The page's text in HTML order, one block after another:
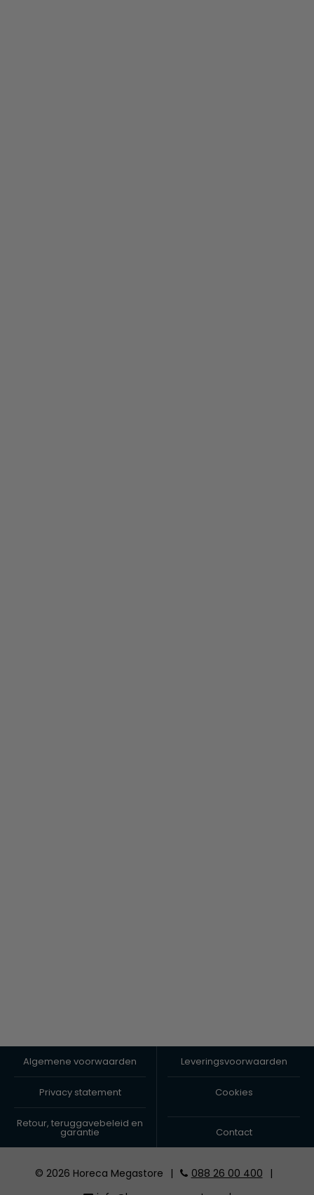
Algemene voorwaarden Leveringsvoorwaarden
Privacy statement Cookies
Retour, teruggavebeleid en
garantie Contact
© 2026 Horeca Megastore | 088 26 00 400
|